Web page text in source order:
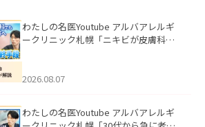
わたしの名医Youtube アルバアレルギ
ークリニック札幌「ニキビが皮膚科で
ました。
2026.08.07
わたしの名医Youtube アルバアレルギ